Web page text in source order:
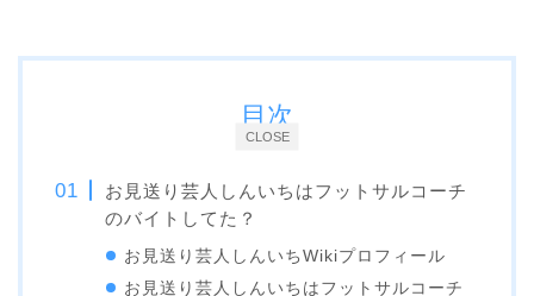
CLOSE
目次
お見送り芸人しんいちはフットサルコーチ
のバイトしてた？
お見送り芸人しんいちWikiプロフィール
お見送り芸人しんいちはフットサルコーチ